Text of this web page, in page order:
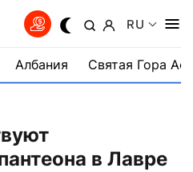
RU
Албания Святая Гора
в Лавре